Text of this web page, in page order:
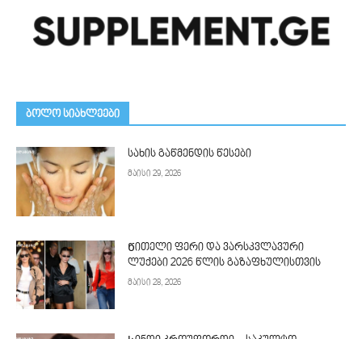
ᲑᲝᲚᲝ ᲡᲘᲐᲮᲚᲔᲔᲑᲘ
სახის გაწმენდის წესები
მაისი 29, 2026
Წითელი ფერი და ვარსკვლავური
ლუქები 2026 წლის გაზაფხულისთვის
მაისი 28, 2026